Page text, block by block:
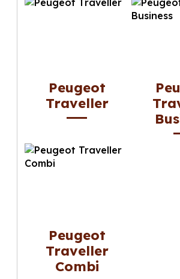
Peugeot
Traveller
Peugeot
Traveller
Combi